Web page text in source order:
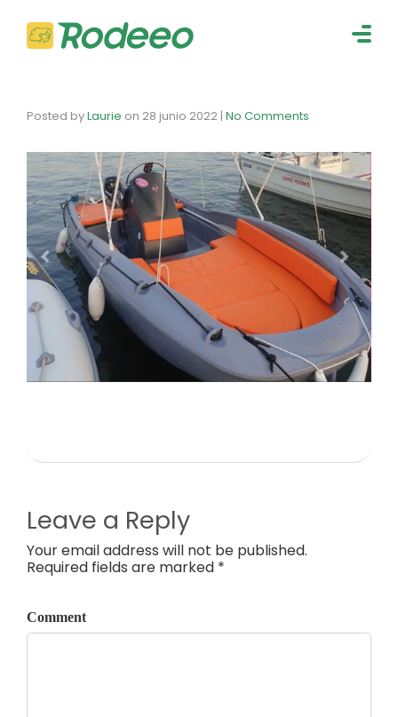
Posted byLaurie on 28 junio 2022 | No Comments
Leave a Reply
Your email address will not be published.
Required fields are marked *
Comment